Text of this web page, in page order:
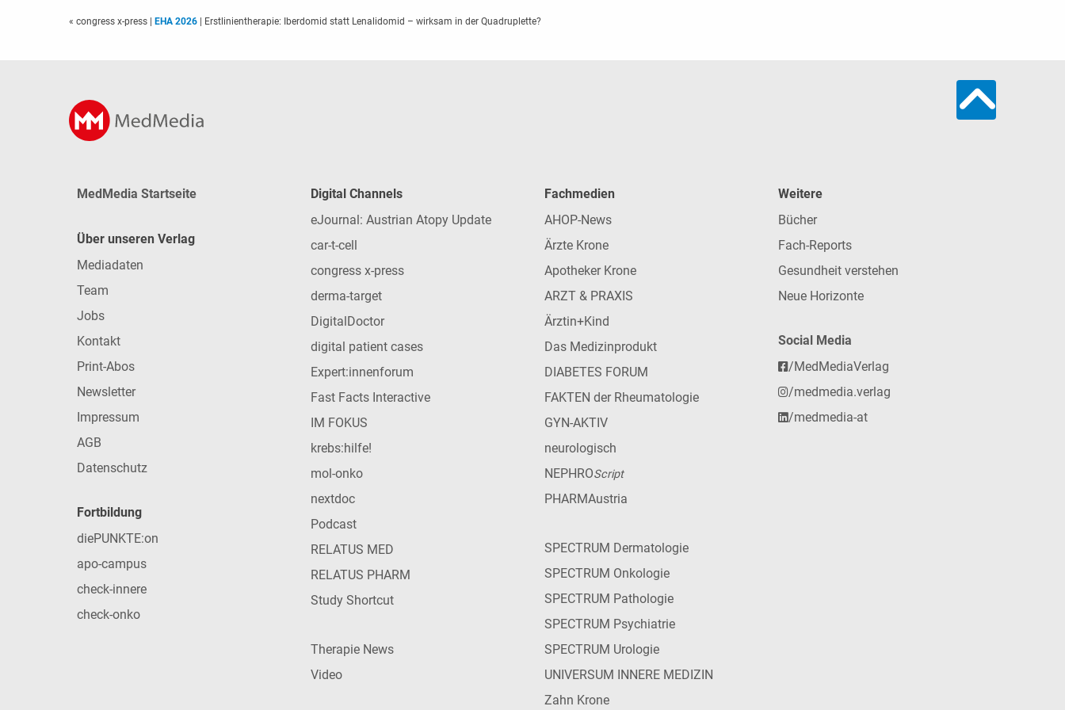
« congress x-press EHA 2026 | Erstlinientherapie: Iberdomid statt Lenalidomid – wirksam in der Quadruplette?
MedMedia Startseite
Über unseren Verlag
Mediadaten
Team
Jobs
Kontakt
Print-Abos
Newsletter
Impressum
AGB
Datenschutz
Fortbildung
diePUNKTE:on
apo-campus
check-innere
check-onko
Digital Channels
eJournal: Austrian Atopy Update
car-t-cell
congress x-press
derma-target
DigitalDoctor
digital patient cases
Expert:innenforum
Fast Facts Interactive
IM FOKUS
krebs:hilfe!
mol-onko
nextdoc
Podcast
RELATUS MED
RELATUS PHARM
Study Shortcut
Therapie News
Video
Fachmedien
AHOP-News
Ärzte Krone
Apotheker Krone
ARZT & PRAXIS
Ärztin+Kind
Das Medizinprodukt
DIABETES FORUM
FAKTEN der Rheumatologie
GYN-AKTIV
neurologisch
NEPHROScript
PHARMAustria
SPECTRUM Dermatologie
SPECTRUM Onkologie
SPECTRUM Pathologie
SPECTRUM Psychiatrie
SPECTRUM Urologie
UNIVERSUM INNERE MEDIZIN
Zahn Krone
Weitere
Bücher
Fach-Reports
Gesundheit verstehen
Neue Horizonte
Social Media
/MedMediaVerlag
/medmedia.verlag
/medmedia-at